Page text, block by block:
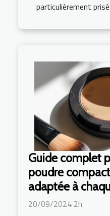
particulièrement
Guide complet
poudre
adaptée à
20/09/2024 2h